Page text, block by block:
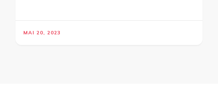
MAI 20, 2023